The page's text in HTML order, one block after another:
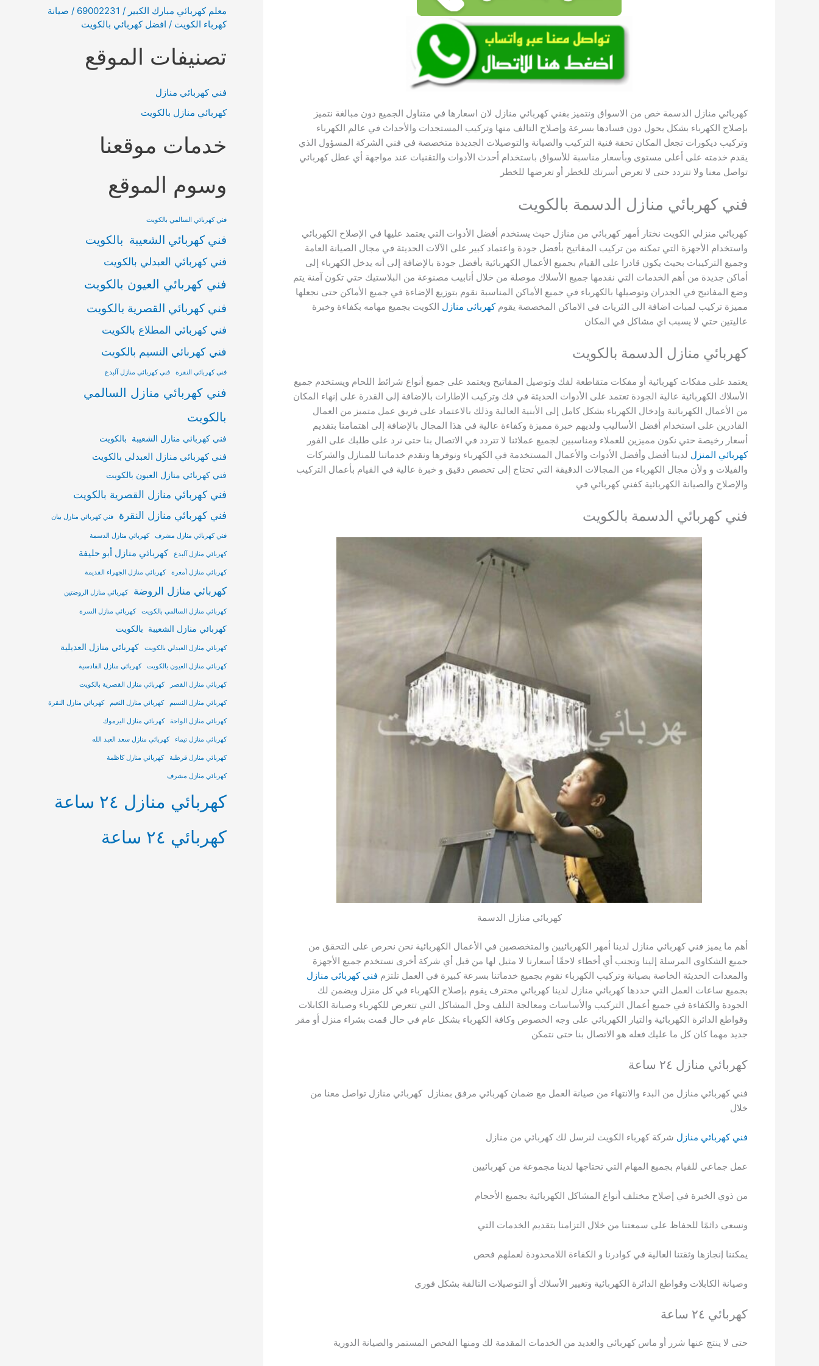
كهربائي منازل الدسمة خص من الاسواق ونتميز بفني كهربائي منازل لان اسعارها في متناول الجميع دون مبالغة نتميز
بإصلاح الكهرباء بشكل يحول دون فسادها بسرعة وإصلاح التالف منها وتركيب المستجدات والأحداث في عالم الكهرباء
وتركيب ديكورات تجعل المكان تحفة فنية التركيب والصيانة والتوصيلات الجديدة متخصصة في فني الشركة المسؤول الذي
يقدم خدمته على أعلى مستوى وبأسعار مناسبة للأسواق باستخدام أحدث الأدوات والتقنيات عند مواجهة أي عطل كهربائي
تواصل معنا ولا تتردد حتى لا تعرض أسرتك للخطر أو تعرضها للخطر
فني كهربائي منازل الدسمة بالكويت
كهربائي منزلي الكويت نختار أمهر كهربائي من منازل حيث يستخدم أفضل الأدوات التي يعتمد عليها في الإصلاح الكهربائي
واستخدام الأجهزة التي تمكنه من تركيب المفاتيح بأفضل جودة واعتماد كبير على الآلات الحديثة في مجال الصيانة العامة
وجميع التركيبات بحيث يكون قادرا على القيام بجميع الأعمال الكهربائية بأفضل جودة بالإضافة إلى أنه يدخل الكهرباء إلى
أماكن جديدة من أهم الخدمات التي نقدمها جميع الأسلاك موصلة من خلال أنابيب مصنوعة من البلاستيك حتي تكون آمنة يتم
وضع المفاتيح في الجدران وتوصيلها بالكهرباء في جميع الأماكن المناسبة نقوم بتوزيع الإضاءة في جميع الأماكن حتى نجعلها
مميزة تركيب لمبات اضافة الى الثريات في الاماكن المخصصة يقوم كهربائي منازل الكويت بجميع مهامه بكفاءة وخبرة
عاليتين حتي لا يسبب اي مشاكل في المكان
كهربائي منازل الدسمة بالكويت
يعتمد على مفكات كهربائية أو مفكات متقاطعة لفك وتوصيل المفاتيح ويعتمد على جميع أنواع شرائط اللحام ويستخدم جميع
الأسلاك الكهربائية عالية الجودة تعتمد على الأدوات الحديثة في فك وتركيب الإطارات بالإضافة إلى القدرة على إنهاء المكان
من الأعمال الكهربائية وإدخال الكهرباء بشكل كامل إلى الأبنية العالية وذلك بالاعتماد على فريق عمل متميز من العمال
القادرين على استخدام أفضل الأساليب ولديهم خبرة مميزة وكفاءة عالية في هذا المجال بالإضافة إلى اهتمامنا بتقديم
أسعار رخيصة حتي نكون مميزين للعملاء ومناسبين لجميع عملائنا لا تتردد في الاتصال بنا حتى نرد على طلبك على الفور
كهربائي المنزل لدينا أفضل وأفضل الأدوات والأعمال المستخدمة في الكهرباء ونوفرها ونقدم خدماتنا للمنازل والشركات
والفيلات و ولأن مجال الكهرباء من المجالات الدقيقة التي تحتاج إلى تخصص دقيق و خبرة عالية في القيام بأعمال التركيب
والإصلاح والصيانة الكهربائية كفني كهربائي في
فني كهربائي الدسمة بالكويت
كهربائي منازل الدسمة
أهم ما يميز فني كهربائي منازل لدينا أمهر الكهربائيين والمتخصصين في الأعمال الكهربائية نحن نحرص على التحقق من
جميع الشكاوى المرسلة إلينا وتجنب أي أخطاء لاحقًا أسعارنا لا مثيل لها من قبل أي شركة أخرى نستخدم جميع الأجهزة
والمعدات الحديثة الخاصة بصيانة وتركيب الكهرباء نقوم بجميع خدماتنا بسرعة كبيرة في العمل تلتزم فني كهربائي منازل
بجميع ساعات العمل التي حددها كهربائي منازل لدينا كهربائي محترف يقوم بإصلاح الكهرباء في كل منزل ويضمن لك
الجودة والكفاءة في جميع أعمال التركيب والأساسات ومعالجة التلف وحل المشاكل التي تتعرض للكهرباء وصيانة الكابلات
وقواطع الدائرة الكهربائية والتيار الكهربائي على وجه الخصوص وكافة الكهرباء بشكل عام في حال قمت بشراء منزل أو مقر
جديد مهما كان كل ما عليك فعله هو الاتصال بنا حتى نتمكن
كهربائي منازل ٢٤ ساعة
فني كهربائي منازل من البدء والانتهاء من صيانة العمل مع ضمان كهربائي مرفق بمنازل كهربائي منازل تواصل معنا من
خلال
فني كهربائي منازل شركة كهرباء الكويت لنرسل لك كهربائي من منازل
عمل جماعي للقيام بجميع المهام التي تحتاجها لدينا مجموعة من كهربائيين
من ذوي الخبرة في إصلاح مختلف أنواع المشاكل الكهربائية بجميع الأحجام
ونسعى دائمًا للحفاظ على سمعتنا من خلال التزامنا بتقديم الخدمات التي
يمكننا إنجازها وثقتنا العالية في كوادرنا و الكفاءة اللامحدودة لعملهم فحص
وصيانة الكابلات وقواطع الدائرة الكهربائية وتغيير الأسلاك أو التوصيلات التالفة بشكل فوري
كهربائي ٢٤ ساعة
حتى لا ينتج عنها شرر أو ماس كهربائي والعديد من الخدمات المقدمة لك ومنها الفحص المستمر والصيانة الدورية
معلم كهربائي مبارك الكبير / 69002231 / صيانة
كهرباء الكويت / افضل كهربائي بالكويت
تصنيفات الموقع
فني كهربائي منازل
كهربائي منازل بالكويت
خدمات موقعنا
وسوم الموقع
فني كهربائي السالمي بالكويت
فني كهربائي الشعيبة بالكويت
فني كهربائي العبدلي بالكويت
فني كهربائي العيون بالكويت
فني كهربائي القصرية بالكويت
فني كهربائي المطلاع بالكويت
فني كهربائي النسيم بالكويت
فني كهربائي النقرة فني كهربائي منازل آلبدع
فني كهربائي منازل السالمي
بالكويت
فني كهربائي منازل الشعيبة بالكويت
فني كهربائي منازل العبدلي بالكويت
فني كهربائي منازل العيون بالكويت
فني كهربائي منازل القصرية بالكويت
فني كهربائي منازل النقرة
فني كهربائي منازل بيان
فني كهربائي منازل مشرف كهربائي منازل الدسمة
كهربائي منازل آلبدع كهربائي منازل أبو حليفة
كهربائي منازل أمغرة كهربائي منازل الجهراء القديمة
كهربائي منازل الروضة كهربائي منازل الروضتين
كهربائي منازل السالمي بالكويت كهربائي منازل السرة
كهربائي منازل الشعيبة بالكويت
كهربائي منازل العبدلي بالكويت كهربائي منازل العديلية
كهربائي منازل العيون بالكويت كهربائي منازل القادسية
كهربائي منازل القصر كهربائي منازل القصرية بالكويت
كهربائي منازل النسيم كهربائي منازل النعيم كهربائي منازل النقرة
كهربائي منازل الواحة كهربائي منازل اليرموك
كهربائي منازل تيماء كهربائي منازل سعد العبد الله
كهربائي منازل قرطبة كهربائي منازل كاظمة
كهربائي منازل مشرف
كهربائي منازل ٢٤ ساعة
كهربائي ٢٤ ساعة